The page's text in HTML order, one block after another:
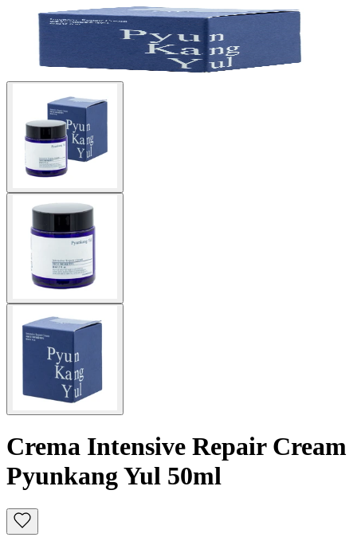
Crema Intensive Repair Cream
Pyunkang Yul 50ml